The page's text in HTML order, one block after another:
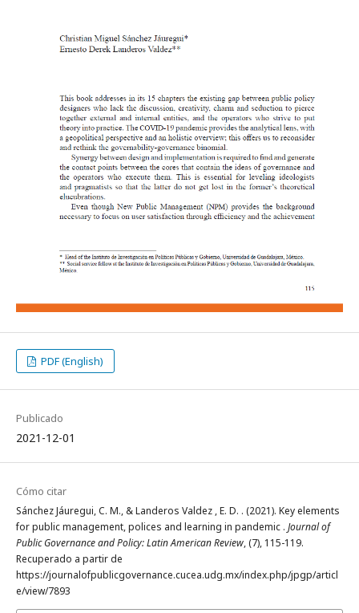
PDF (English)
Publicado
2021-12-01
Cómo citar
Sánchez Jáuregui, C. M., & Landeros Valdez , E. D. . (2021). Key elements
for public management, polices and learning in pandemic . Journal of
Public Governance and Policy: Latin American Review, (7), 115-119.
Recuperado a partir de
https://journalofpublicgovernance.cucea.udg.mx/index.php/jpgp/articl
e/view/7893